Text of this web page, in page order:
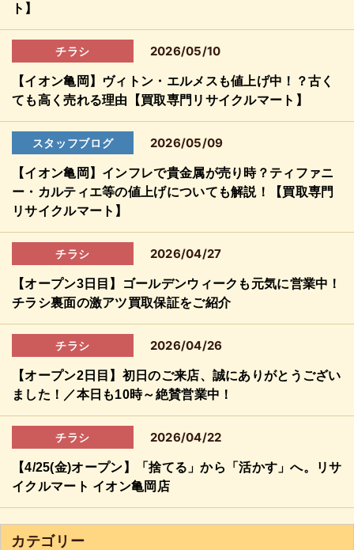
ト】
チラシ 2026/05/10
【イオン亀岡】ヴィトン・エルメスも値上げ中！？古く
ても高く売れる理由【買取専門リサイクルマート】
スタッフブログ 2026/05/09
【イオン亀岡】インフレで貴金属が売り時？ティファニ
ー・カルティエ等の値上げについても解説！【買取専門
リサイクルマート】
チラシ 2026/04/27
【オープン3日目】ゴールデンウィークも元気に営業中！
チラシ裏面の激アツ買取保証をご紹介
チラシ 2026/04/26
【オープン2日目】初日のご来店、誠にありがとうござい
ました！／本日も10時～絶賛営業中！
チラシ 2026/04/22
【4/25(金)オープン】「捨てる」から「活かす」へ。リサ
イクルマート イオン亀岡店
カテゴリー